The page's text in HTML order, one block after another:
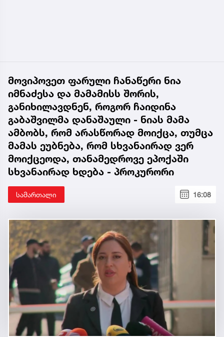
მოვიპოვეთ ფარული ჩანაწერი ნია
იმნაძესა და მამამისს შორის,
განიხილავდნენ, როგორ ჩაიდინა
გაბაშვილმა დანაშაული - ნიას მამა
ამბობს, რომ არასწორად მოიქცა, თუმცა
მამას ეუბნება, რომ სხვანაირად ვერ
მოიქცეოდა, თანამედროვე ეპოქაში
სხვანაირად ხდება - პროკურორი
სამართალი 16:08